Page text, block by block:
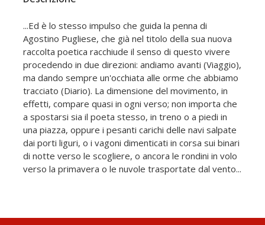
...Ed è lo stesso impulso che guida la penna di
Agostino Pugliese, che già nel titolo della sua nuova
raccolta poetica racchiude il senso di questo vivere
procedendo in due direzioni: andiamo avanti (Viaggio),
ma dando sempre un'occhiata alle orme che abbiamo
tracciato (Diario). La dimensione del movimento, in
effetti, compare quasi in ogni verso; non importa che
a spostarsi sia il poeta stesso, in treno o a piedi in
una piazza, oppure i pesanti carichi delle navi salpate
dai porti liguri, o i vagoni dimenticati in corsa sui binari
di notte verso le scogliere, o ancora le rondini in volo
verso la primavera o le nuvole trasportate dal vento...